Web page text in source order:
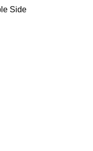
Side